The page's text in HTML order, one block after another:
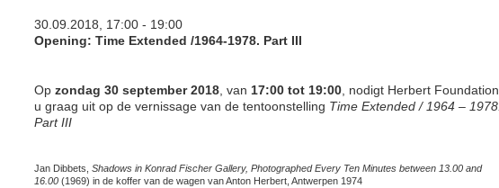
30.09.2018, 17:00 - 19:00
Opening: Time Extended /1964-1978. Part III
Opzondag 30 september 2018 , van 17:00 tot 19:00 , nodigt Herbert Foundation
u graag uit op de vernissage van de tentoonstelling Time Extended / 1964 – 1978.
PartIII
Jan Dibbets,Shadows in Konrad Fischer Gallery, Photographed Every Ten Minutes between 13.00 and
16.00 (1969) in de koffer van de wagen van Anton Herbert, Antwerpen 1974